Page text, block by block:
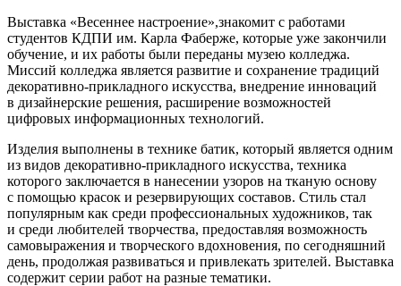
Выставка «Весеннее настроение»,знакомит с работами
студентов КДПИ им. Карла Фаберже, которые уже закончили
обучение, и их работы были переданы музею колледжа.
Миссий колледжа является развитие и сохранение традиций
декоративно-прикладного искусства, внедрение инноваций
в дизайнерские решения, расширение возможностей
цифровых информационных технологий.
Изделия выполнены в технике батик, который является одним
из видов декоративно-прикладного искусства, техника
которого заключается в нанесении узоров на тканую основу
с помощью красок и резервирующих составов. Стиль стал
популярным как среди профессиональных художников, так
и среди любителей творчества, предоставляя возможность
самовыражения и творческого вдохновения, по сегодняшний
день, продолжая развиваться и привлекать зрителей. Выставка
содержит серии работ на разные тематики.